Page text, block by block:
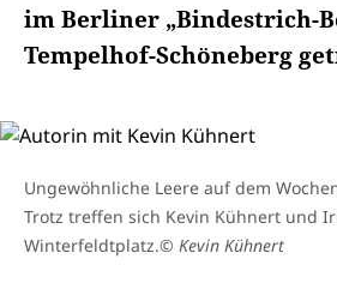
im Berliner „Bindestrich-
Tempelhof-Schöneberg
Ungewöhnliche Leere auf dem
Trotz treffen sich Kevin Kühnert und
Winterfeldtplatz.© Kevin Kühnert